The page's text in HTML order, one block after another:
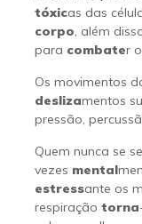
tóxicas das
corpo, além
para combater
Os movimentos
deslizamentos
pressão,
Quem nunca se
vezes mental
estressante os
respiração torna